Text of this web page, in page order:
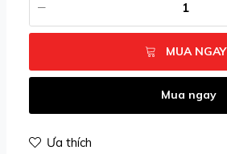
MUA NGAY
Mua ngay
Ưa thích